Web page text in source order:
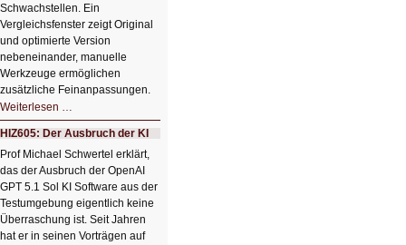
Schwachstellen. Ein
Vergleichsfenster zeigt Original
und optimierte Version
nebeneinander, manuelle
Werkzeuge ermöglichen
zusätzliche Feinanpassungen.
Weiterlesen …
Bildverschönerung
mit
einem
Klick
HIZ606:
Bildverschönerung
mit
einem
Klick
HIZ605: Der Ausbruch der KI
Prof Michael Schwertel erklärt,
das der Ausbruch der OpenAI
GPT 5.1 Sol KI Software aus der
Testumgebung eigentlich keine
Überraschung ist. Seit Jahren
hat er in seinen Vorträgen auf